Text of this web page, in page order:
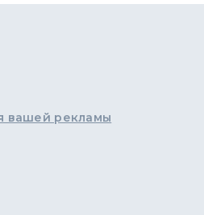
вашей рекламы